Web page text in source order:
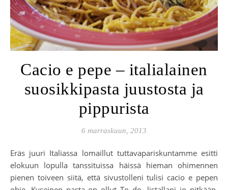
Cacio e pepe – italialainen
suosikkipasta juustosta ja
pippurista
6 marraskuun, 2013
Eräs juuri Italiassa lomaillut tuttavapariskuntamme esitti
elokuun lopulla tanssituissa häissä hieman ohimennen
pienen toiveen siitä, että sivustolleni tulisi cacio e pepen